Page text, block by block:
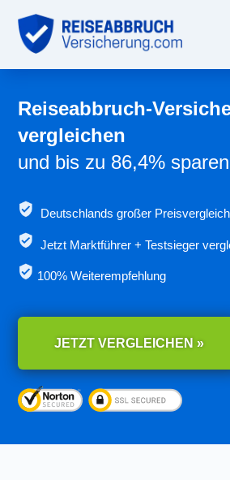
Reiseabbruch-
vergleichen
und bis zu 86,4% sparen
Deutschlands großer Preisvergleich
Jetzt Marktführer + Testsieger
100% Weiterempfehlung
JETZT VERGLEICHEN »